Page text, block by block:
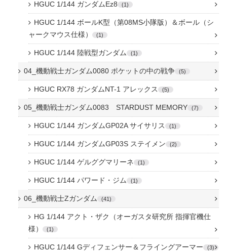
HGUC 1/144 ガンダムEz8 1
HGUC 1/144 ボールK型（第08MS小隊版）＆ボール（シ
ャークマウス仕様）
1
HGUC 1/144 陸戦型ガンダム 1
04_機動戦士ガンダム0080 ポケットの中の戦争 5
HGUC RX78 ガンダムNT-1 アレックス 5
05_機動戦士ガンダム0083 STARDUST MEMORY 7
HGUC 1/144 ガンダムGP02A サイサリス 1
HGUC 1/144 ガンダムGP03S ステイメン 2
HGUC 1/144 ゲルググマリーネ 1
HGUC 1/144 パワード・ジム 1
06_機動戦士Zガンダム 41
HG 1/144 アクト・ザク（オーガスタ研究所 指揮官機仕
様）
1
HGUC 1/144 Gディフェンサー＆フライングアーマー 3